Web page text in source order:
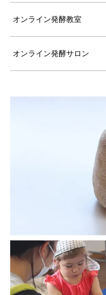
オンライン発酵教室
オンライン発酵サロン